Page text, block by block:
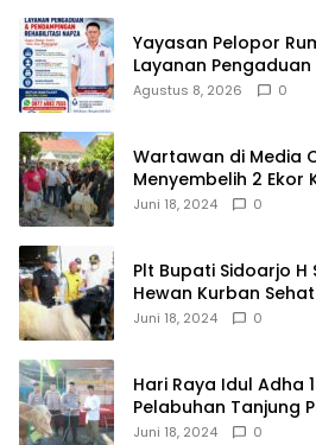
Yayasan Pelopor
Layanan
Rehabilitasi NAPZA
Agustus 8, 2026 0
Wartawan di Media
Menyembelih 2 Ekor
Juni 18, 2024 0
Plt Bupati Sidoarjo H
Hewan Kurban
Juni 18, 2024 0
Hari Raya Idul Adha
Pelabuhan Tanjung
Hewan Korban.
Juni 18, 2024 0